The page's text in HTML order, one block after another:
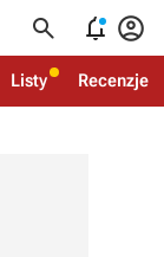
  
Listy Recenzje